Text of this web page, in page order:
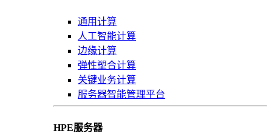
通用计算
人工智能计算
边缘计算
弹性塑合计算
关键业务计算
服务器智能管理平台
HPE服务器